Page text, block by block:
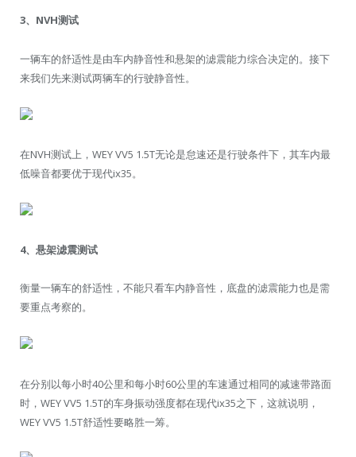
3、NVH测试
一辆车的舒适性是由车内静音性和悬架的滤震能力综合决定的。接下
来我们先来测试两辆车的行驶静音性。
在NVH测试上，WEY VV5 1.5T无论是怠速还是行驶条件下，其车内最
低噪音都要优于现代ix35。
4、悬架滤震测试
衡量一辆车的舒适性，不能只看车内静音性，底盘的滤震能力也是需
要重点考察的。
在分别以每小时40公里和每小时60公里的车速通过相同的减速带路面
时，WEY VV5 1.5T的车身振动强度都在现代ix35之下，这就说明，
WEY VV5 1.5T舒适性要略胜一筹。